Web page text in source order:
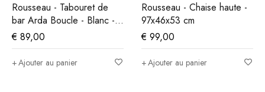
Rousseau - Tabouret de
bar Arda Boucle - Blanc -
86x49x46 cm
€ 89,00
Ajouter au panier
Rousseau - Chaise haute -
97x46x53 cm
€ 99,00
Ajouter au panier